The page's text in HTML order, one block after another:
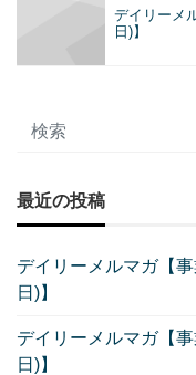
デイリーメ
日)】
最近の投稿
デイリーメルマガ【
日)】
デイリーメルマガ【
日)】